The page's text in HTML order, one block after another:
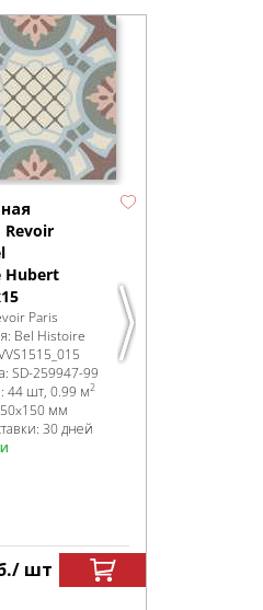
Hubert
Paris
Bel Histoire
SD-259947-99
: 44 шт, 0.99 м2
мм
30 дней
/ шт